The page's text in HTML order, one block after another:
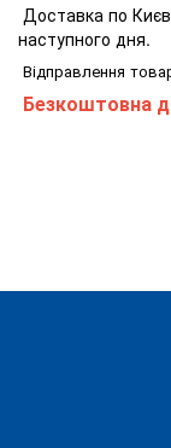
Доставка по
наступного дня.
Відправлення
Безкоштовна